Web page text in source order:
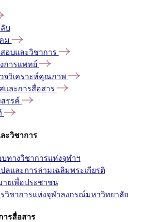
บ
ม
อบและวิชาการ
การแพทย์
จวิเคราะห์คุณภาพ
และการสื่อสาร
รรค์
ะวิชาการ
ทางวิชาการแห่งจุฬาฯ
ลและการล่ามเฉลิมพระเกียรติ
ยเพื่อประชาชน
วิชาการแห่งจุฬาลงกรณ์มหาวิทยาลัย
ารสื่อสาร